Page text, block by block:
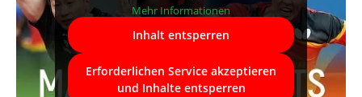
Mehr Informationen
Inhalt entsperren
Erforderlichen Service akzeptieren
und Inhalte entsperren